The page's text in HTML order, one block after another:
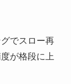
でスロー再
が格段に上